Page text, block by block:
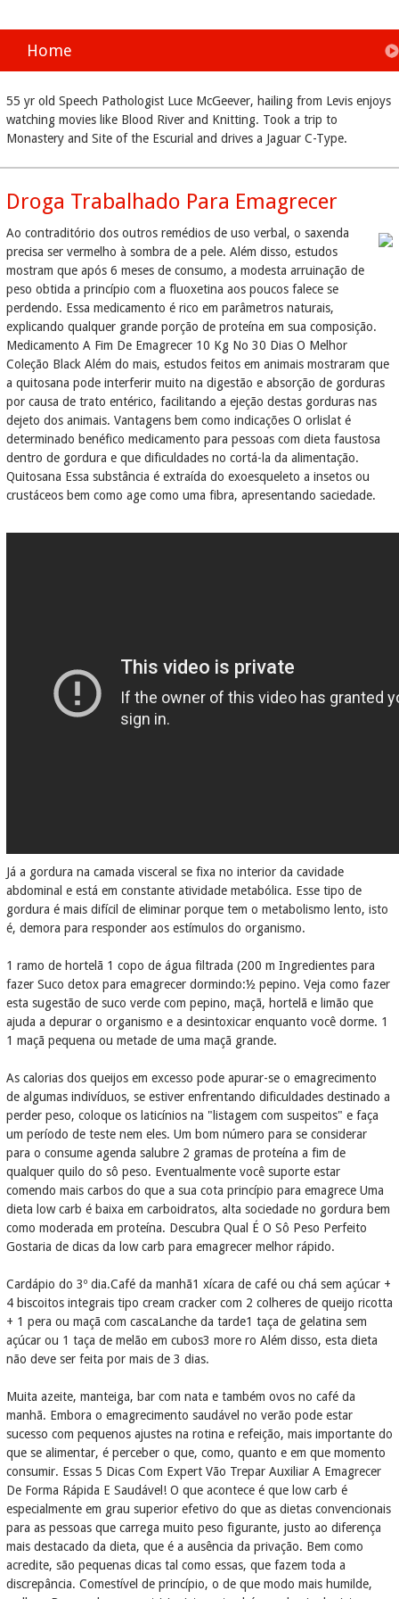
Home
55 yr old Speech Pathologist Luce McGeever, hailing from Levis enjoys
watching movies like Blood River and Knitting. Took a trip to
Monastery and Site of the Escurial and drives a Jaguar C-Type.
Droga Trabalhado Para Emagrecer
Ao contraditório dos outros remédios de uso verbal, o saxenda
precisa ser vermelho à sombra de a pele. Além disso, estudos
mostram que após 6 meses de consumo, a modesta arruinação de
peso obtida a princípio com a fluoxetina aos poucos falece se
perdendo. Essa medicamento é rico em parâmetros naturais,
explicando qualquer grande porção de proteína em sua composição.
Medicamento A Fim De Emagrecer 10 Kg No 30 Dias O Melhor
Coleção Black Além do mais, estudos feitos em animais mostraram que
a quitosana pode interferir muito na digestão e absorção de gorduras
por causa de trato entérico, facilitando a ejeção destas gorduras nas
dejeto dos animais. Vantagens bem como indicações O orlislat é
determinado benéfico medicamento para pessoas com dieta faustosa
dentro de gordura e que dificuldades no cortá-la da alimentação.
Quitosana Essa substância é extraída do exoesqueleto a insetos ou
crustáceos bem como age como uma fibra, apresentando saciedade.
Já a gordura na camada visceral se fixa no interior da cavidade
abdominal e está em constante atividade metabólica. Esse tipo de
gordura é mais difícil de eliminar porque tem o metabolismo lento, isto
é, demora para responder aos estímulos do organismo.
1 ramo de hortelã 1 copo de água filtrada (200 m Ingredientes para
fazer Suco detox para emagrecer dormindo:½ pepino. Veja como fazer
esta sugestão de suco verde com pepino, maçã, hortelã e limão que
ajuda a depurar o organismo e a desintoxicar enquanto você dorme. 1
1 maçã pequena ou metade de uma maçã grande.
As calorias dos queijos em excesso pode apurar-se o emagrecimento
de algumas indivíduos, se estiver enfrentando dificuldades destinado a
perder peso, coloque os laticínios na "listagem com suspeitos" e faça
um período de teste nem eles. Um bom número para se considerar
para o consume agenda salubre 2 gramas de proteína a fim de
qualquer quilo do sô peso. Eventualmente você suporte estar
comendo mais carbos do que a sua cota princípio para emagrece Uma
dieta low carb é baixa em carboidratos, alta sociedade no gordura bem
como moderada em proteína. Descubra Qual É O Sô Peso Perfeito
Gostaria de dicas da low carb para emagrecer melhor rápido.
Cardápio do 3º dia.Café da manhã1 xícara de café ou chá sem açúcar +
4 biscoitos integrais tipo cream cracker com 2 colheres de queijo ricotta
+ 1 pera ou maçã com cascaLanche da tarde1 taça de gelatina sem
açúcar ou 1 taça de melão em cubos3 more ro Além disso, esta dieta
não deve ser feita por mais de 3 dias.
Muita azeite, manteiga, bar com nata e também ovos no café da
manhã. Embora o emagrecimento saudável no verão pode estar
sucesso com pequenos ajustes na rotina e refeição, mais importante do
que se alimentar, é perceber o que, como, quanto e em que momento
consumir. Essas 5 Dicas Com Expert Vão Trepar Auxiliar A Emagrecer
De Forma Rápida E Saudável! O que acontece é que low carb é
especialmente em grau superior efetivo do que as dietas convencionais
para as pessoas que carrega muito peso figurante, justo ao diferença
mais destacado da dieta, que é a ausência da privação. Bem como
acredite, são pequenas dicas tal como essas, que fazem toda a
discrepância. Comestível de princípio, o de que modo mais humilde,